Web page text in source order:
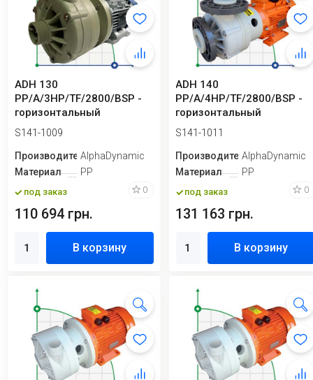
ADH 130
PP/A/3HP/TF/2800/BSP -
горизонтальный
центробежный насос
S141-1009
ПроизводительAlphaDynamic
Материал
PP
под заказ 0
110 694 грн.
В корзину
ADH 140
PP/A/4HP/TF/2800/BSP -
горизонтальный
центробежный насос
S141-1011
ПроизводительAlphaDynamic
Материал
PP
под заказ 0
131 163 грн.
В корзину